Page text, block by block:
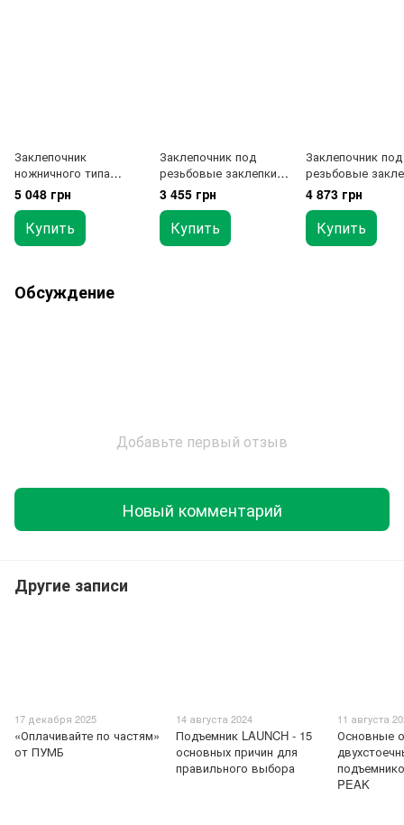
Заклепочник
ножничного типа
3,2(1/8"), 4,0(5/32"),
5,0(3/16"), 6,0 , 6,4(1/4")
TOPTUL JBAH3064
5 048 грн
Купить
Заклепочник под
резьбовые заклепки
M3,M4,M5,M6 TOPTUL
JBBA0306
3 455 грн
Купить
Заклепочник под
резьбовые
M3,M4,M5,M6 в
121ед. TOPTUL
GAAD0102
4 873 грн
Купить
Обсуждение
Добавьте первый отзыв
Новый комментарий
Другие записи
17 декабря 2025
«Оплачивайте по частям»
от ПУМБ
14 августа 2024
Подъемник LAUNCH - 15
основных причин для
правильного выбора
11 августа
Основные
PEAK